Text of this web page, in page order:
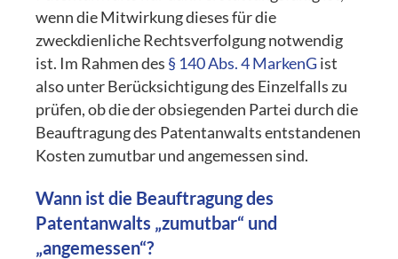
wenn die Mitwirkung dieses für die
zweckdienliche Rechtsverfolgung notwendig
ist. Im Rahmen des § 140 Abs. 4 MarkenG ist
also unter Berücksichtigung des Einzelfalls zu
prüfen, ob die der obsiegenden Partei durch die
Beauftragung des Patentanwalts entstandenen
Kosten zumutbar und angemessen sind.
Wann ist die Beauftragung des
Patentanwalts „zumutbar“ und
„angemessen“?